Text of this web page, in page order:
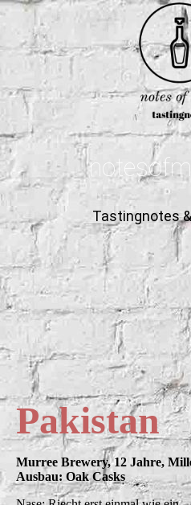
Tastingnotes
Pakistan
Murree Brewery, 12 Jahre,
Ausbau: Oak Casks